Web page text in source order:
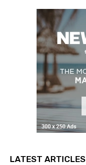
LATEST ARTICLES